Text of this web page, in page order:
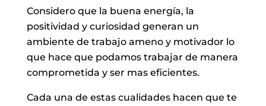
Considero que la buena energía, la
positividad y curiosidad generan un
ambiente de trabajo ameno y motivador lo
que hace que podamos trabajar de manera
comprometida y ser mas eficientes.
Cada una de estas cualidades hacen que te